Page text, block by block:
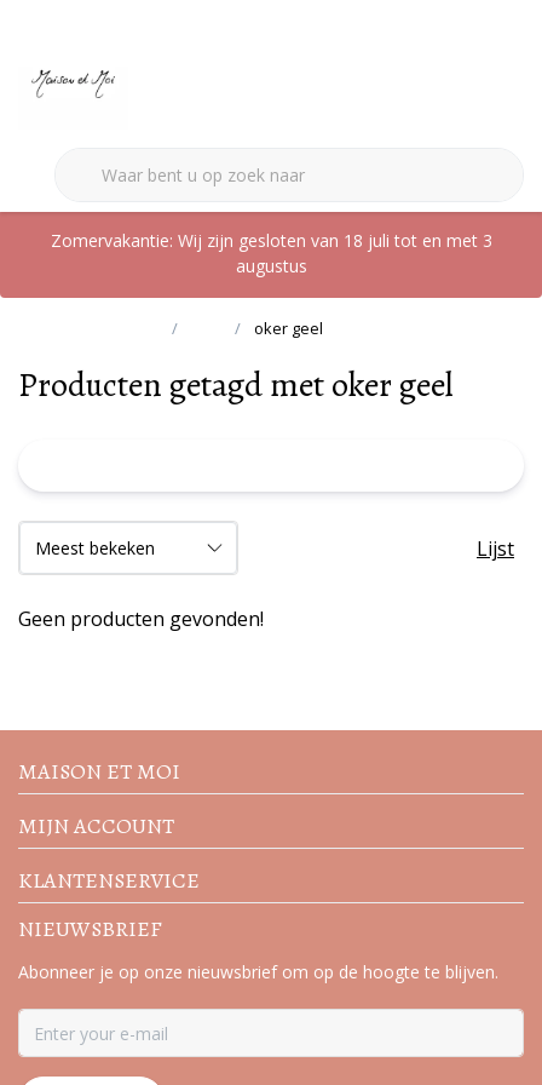
Zomervakantie: Wij zijn gesloten van 18 juli tot en met 3
augustus
oker geel
Producten getagd met oker geel
Lijst
Geen producten gevonden!
acties
MAISON ET MOI
MIJN ACCOUNT
KLANTENSERVICE
NIEUWSBRIEF
Abonneer je op onze nieuwsbrief om op de hoogte te blijven.